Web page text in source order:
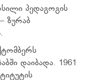
პედაგოგის
ზურაბ
დაიბადა. 1961